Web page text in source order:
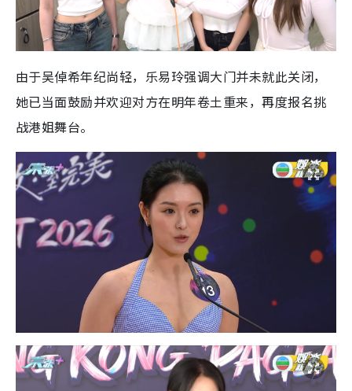
由于吴倬希年纪尚轻，乐易玲强调大门并未就此关闭，
她已当面鼓励并欢迎对方在明年卷土重来，再度报名挑
战港姐舞台。